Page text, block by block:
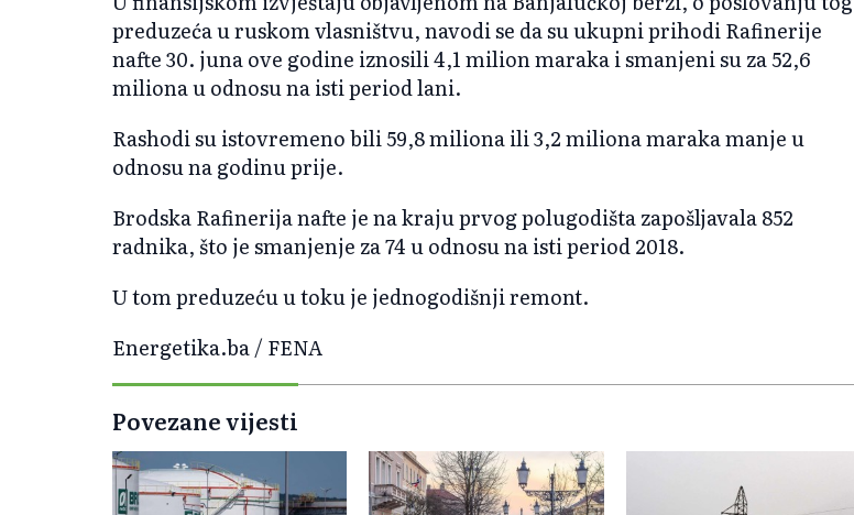
preduzeća u ruskom vlasništvu, navodi se da su ukupni prihodi Rafinerije
nafte 30. juna ove godine iznosili 4,1 milion maraka i smanjeni su za 52,6
miliona u odnosu na isti period lani.
Rashodi su istovremeno bili 59,8 miliona ili 3,2 miliona maraka manje u
odnosu na godinu prije.
Brodska Rafinerija nafte je na kraju prvog polugodišta zapošljavala 852
radnika, što je smanjenje za 74 u odnosu na isti period 2018.
U tom preduzeću u toku je jednogodišnji remont.
Energetika.ba / FENA
Povezane vijesti